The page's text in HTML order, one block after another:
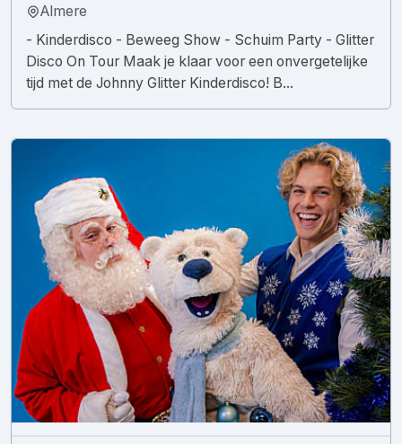
Almere
- Kinderdisco - Beweeg Show - Schuim Party - Glitter
Disco On Tour Maak je klaar voor een onvergetelijke
tijd met de Johnny Glitter Kinderdisco! B...